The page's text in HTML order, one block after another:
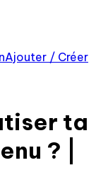
Ajouter / Créer
ta
? |